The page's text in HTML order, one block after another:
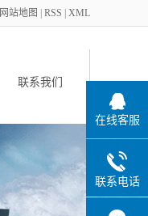
网站地图 RSS XML
联系我们
在线客服
联系电话